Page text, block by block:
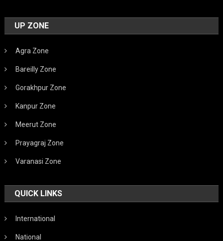
UP ZONE
Agra Zone
Bareilly Zone
Gorakhpur Zone
Kanpur Zone
Meerut Zone
Prayagraj Zone
Varanasi Zone
QUICK LINKS
International
National